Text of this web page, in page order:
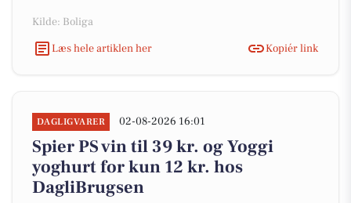
Kilde: Boliga
Læs hele artiklen her
Kopiér link
DAGLIGVARER 02-08-2026 16:01
Spier PS vin til 39 kr. og Yoggi
yoghurt for kun 12 kr. hos
DagliBrugsen